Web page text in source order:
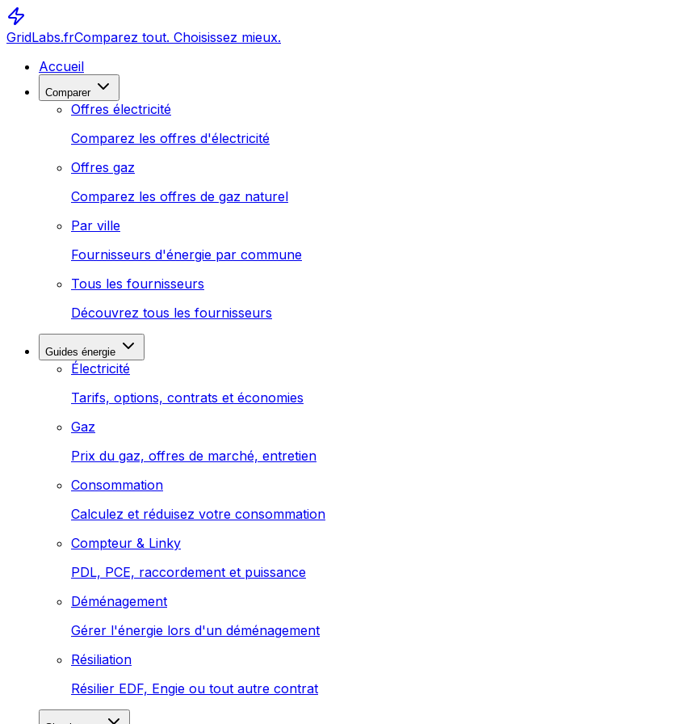
GridLabs.frComparez tout. Choisissez mieux.
Accueil
Comparer
Offres électricité
Comparez les offres d'électricité
Offres gaz
Comparez les offres de gaz naturel
Par ville
Fournisseurs d'énergie par commune
Tous les fournisseurs
Découvrez tous les fournisseurs
Guides énergie
Électricité
Tarifs, options, contrats et économies
Gaz
Prix du gaz, offres de marché, entretien
Consommation
Calculez et réduisez votre consommation
Compteur & Linky
PDL, PCE, raccordement et puissance
Déménagement
Gérer l'énergie lors d'un déménagement
Résiliation
Résilier EDF, Engie ou tout autre contrat